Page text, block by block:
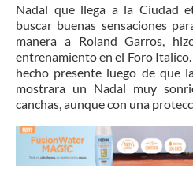
Nadal que llega a la Ciudad
buscar buenas sensaciones
manera a Roland Garros,
entrenamiento en el Foro
hecho presente luego de que
mostrara un Nadal muy
canchas, aunque con una